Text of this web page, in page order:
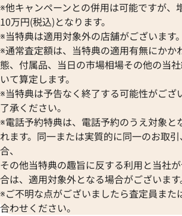
※他キャンペーンとの併用は可能ですが、
10万円(税込)となります。
※当特典は適用対象外の店舗がございます。
※通常査定額は、当特典の適用有無にかか
態、付属品、当日の市場相場その他の当
いて算定します。
※当特典は予告なく終了する可能性がござ
了承ください。
※電話予約特典は、電話予約のうえ対象と
れます。同一または実質的に同一のお取
合、
その他当特典の趣旨に反する利用と当社
合は、適用対象外となる場合がございます
※ご不明な点がございましたら査定員また
合わせください。